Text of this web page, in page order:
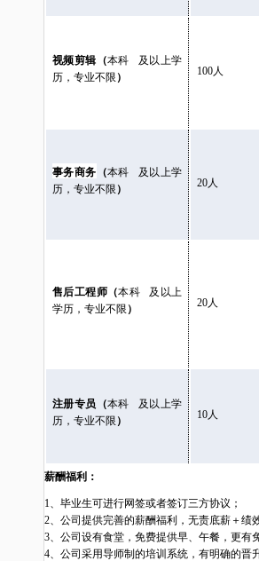
视频剪辑（本科
及以上学
历，专业不限 ） 100人
事务商务 （本科
及以上学
历，专业不限 ） 20人
售后工程师 （本科
及以上
学历，专业不限 ） 20人
注册专员（本科
及以上学
历，专业不限 ） 10人
薪酬福利：
1、 毕业生可进行网签或者签订三方协议；
2、公司提供完善的薪酬福利， 无责底薪＋绩
3、 公司设有食堂，免费提供早、午餐， 更有
4、公司 采用导师制 的培训系统，有明确的晋